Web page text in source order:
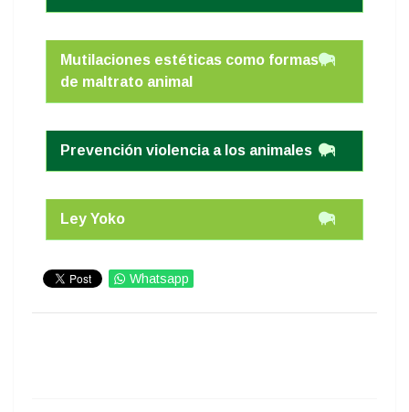
Mutilaciones estéticas como formas
de maltrato animal
Prevención violencia a los animales
Ley Yoko
Whatsapp